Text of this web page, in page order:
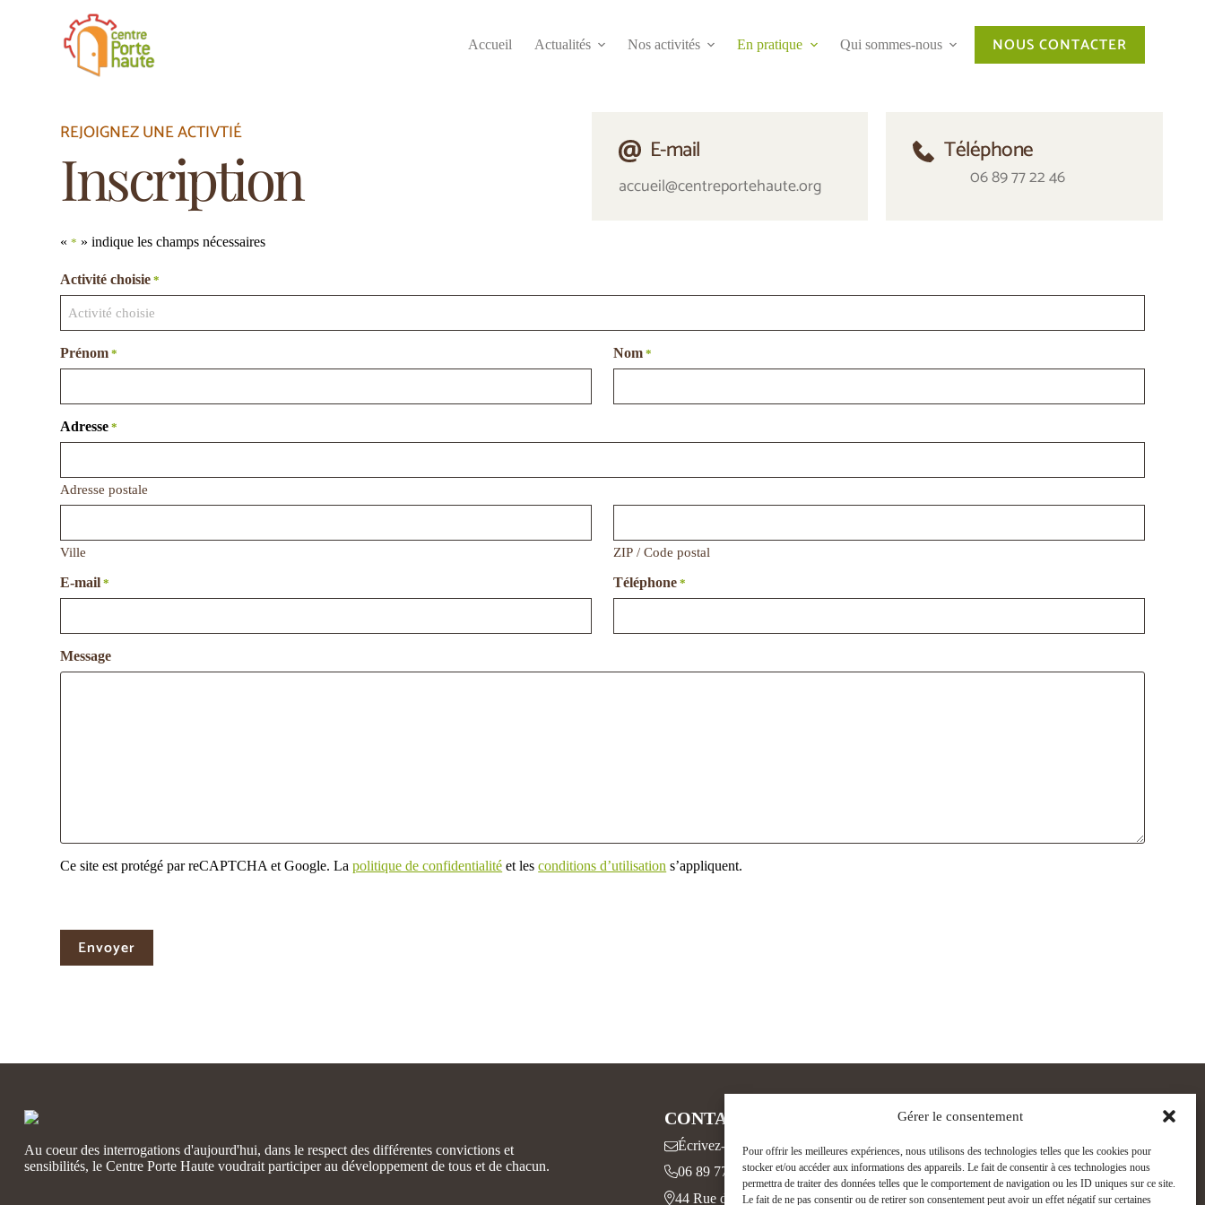
Gérer le consentement
Pour offrir les meilleures expériences, nous utilisons des technologies telles que les cookies pour
stocker et/ou accéder aux informations des appareils. Le fait de consentir à ces technologies nous
permettra de traiter des données telles que le comportement de navigation ou les ID uniques sur ce site.
Le fait de ne pas consentir ou de retirer son consentement peut avoir un effet négatif sur certaines
Accueil Actualités Nos activités En pratique Qui sommes-nous NOUS CONTACTER
REJOIGNEZ UNE ACTIVTIÉ
Inscription E-mail
accueil@centreportehaute.org
Téléphone
06 89 77 22 46
«* » indique les champs nécessaires
Activité choisie *
Prénom * Nom *
Adresse *
Adresse postale
Ville ZIP / Code postal
E-mail * Téléphone *
Message
Ce site est protégé par reCAPTCHA et Google. Lapolitique de confidentialité et lesconditions d’utilisation s’appliquent.
Au coeur des interrogations d'aujourd'hui, dans le respect des différentes convictions et
sensibilités, le Centre Porte Haute voudrait participer au développement de tous et de chacun.
CONTACT
Écrivez-nous
06 89 77 22 46
44 Rue des Franciscains
INFORMATIONS LEGALES
Mentions légales
Politique de cookies